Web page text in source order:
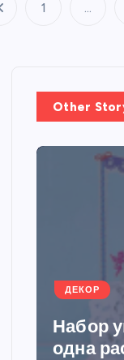
1 …
Other
ДЕКОР
Набор
одна